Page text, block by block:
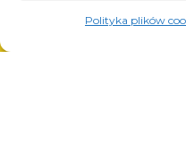
Polityka plików